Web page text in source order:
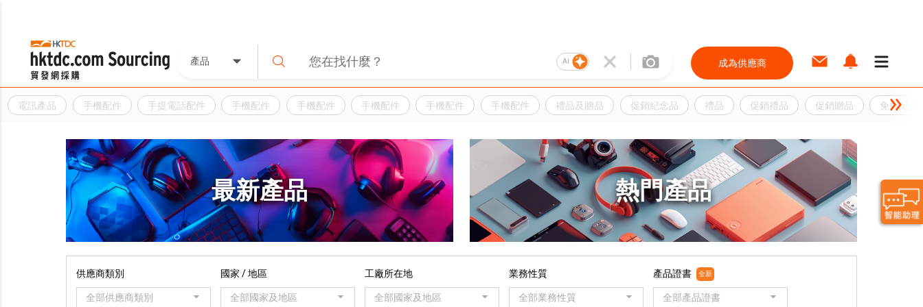
產品 AI 成為供應商
電訊產品 手機配件 手提電話配件 手機配件 手機配件 手機配件 手機配件 手機配件 禮品及贈品 促銷紀念品 禮品 促銷禮品 促銷贈品 免費紀念
最新產品 熱門產品
供應商類別
全部供應商類別
國家 / 地區
全部國家及地區
工廠所在地
全部國家及地區
業務性質
全部業務性質
產品證書 全新
全部產品證書